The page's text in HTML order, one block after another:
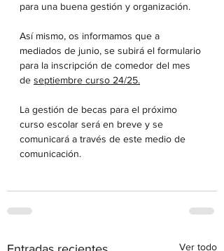
para una buena gestión y organización.
Así mismo, os informamos que a
mediados de junio, se subirá el formulario
para la inscripción de comedor del mes
de septiembre curso 24/25.
La gestión de becas para el próximo
curso escolar será en breve y se
comunicará a través de este medio de
comunicación.
Ver todo